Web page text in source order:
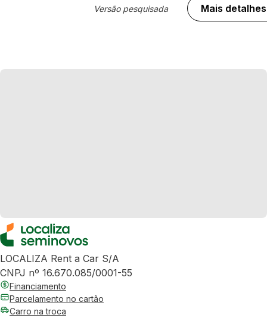
Versão pesquisada Mais detalhes
LOCALIZA Rent a Car S/A
CNPJ nº 16.670.085/0001-55
Financiamento
Parcelamento no cartão
Carro na troca